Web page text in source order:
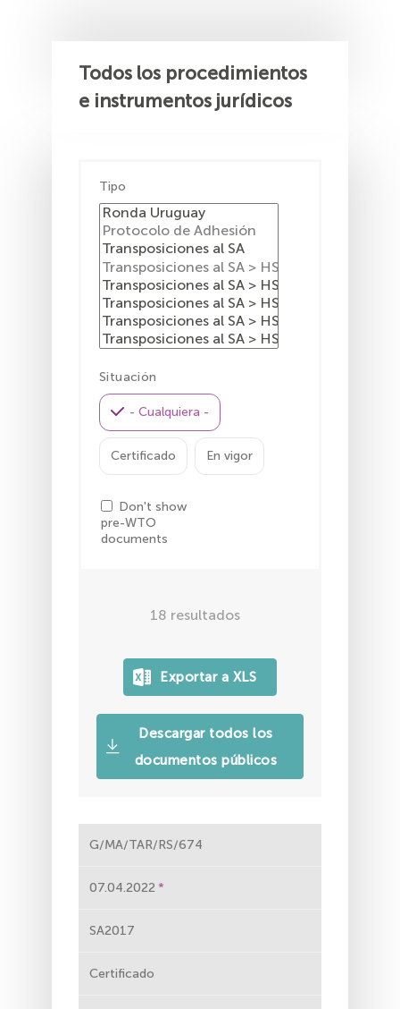
Todos los procedimientos
e instrumentos jurídicos
Tipo
Situación
- Cualquiera -
Certificado En vigor
Don't show
pre-WTO
documents
18 resultados
Descargar todos los
documentos públicos
G/MA/TAR/RS/674
07.04.2022
SA2017
Certificado